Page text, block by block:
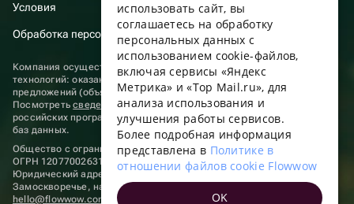
Условия
Обработка персональных данных
Компания осуществляет деятельность в области информационных
технологий: оказание услуг в сети “Интернет” по размещению
предложений (объявлений) продавцов о реализации товаров.
Посмотретьсведения о программах, включенных в реестр
российских программ для электронных вычислительных машин и
баз данных.
Общество с ограниченной ответственностью «ФЛАУВАУ»
ОГРН 1207700263198, ИНН 9702020445
Юридический адрес: г. Москва, вн.тер. г. Муниципальный округ
Замоскворечье, наб. Садовническая, д. 9, помещ. 2/3.
hello@flowwow.com
8 800 555-16-15
UKRAINIAN
PORTUGUESE
FRENCH
TURKISH
использовать сайт, вы
соглашаетесь на обработку
персональных данных с
использованием cookie-файлов,
включая сервисы «Яндекс
Метрика» и «Top Mail.ru», для
анализа использования и
улучшения работы сервисов.
Более подробная информация
представлена в Политике в
отношении файлов cookie Flowwow
OK